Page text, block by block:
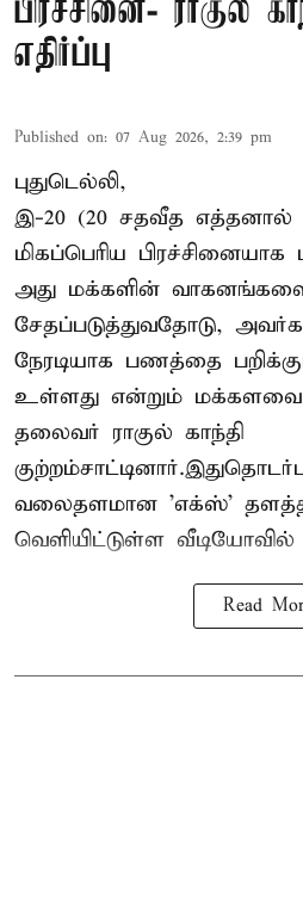
பிரச்சினை- ராகுல்
எதிர்ப்பு
Published on: 07 Aug 2026, 2:39 pm
புதுடெல்லி,
இ-20 (20 சதவீத
மிகப்பெரிய பிரச்சினையாக
அது மக்களின்
சேதப்படுத்துவதோடு,
நேரடியாக பணத்தை
உள்ளது என்றும் மக்களவை
தலைவர் ராகுல் காந்தி
வலைதளமான 'எக்ஸ்'
வெளியிட்டுள்ள வீடியோவில்
Read